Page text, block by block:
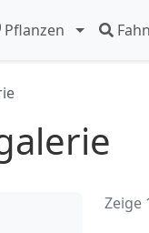
Pflanzen
Zeige